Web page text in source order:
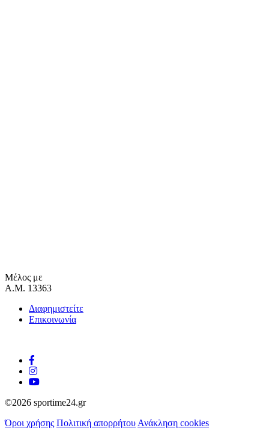
Μέλος με
Α.Μ. 13363
Διαφημιστείτε
Επικοινωνία
©2026 sportime24.gr
Όροι χρήσης Πολιτική απορρήτου Ανάκληση cookies